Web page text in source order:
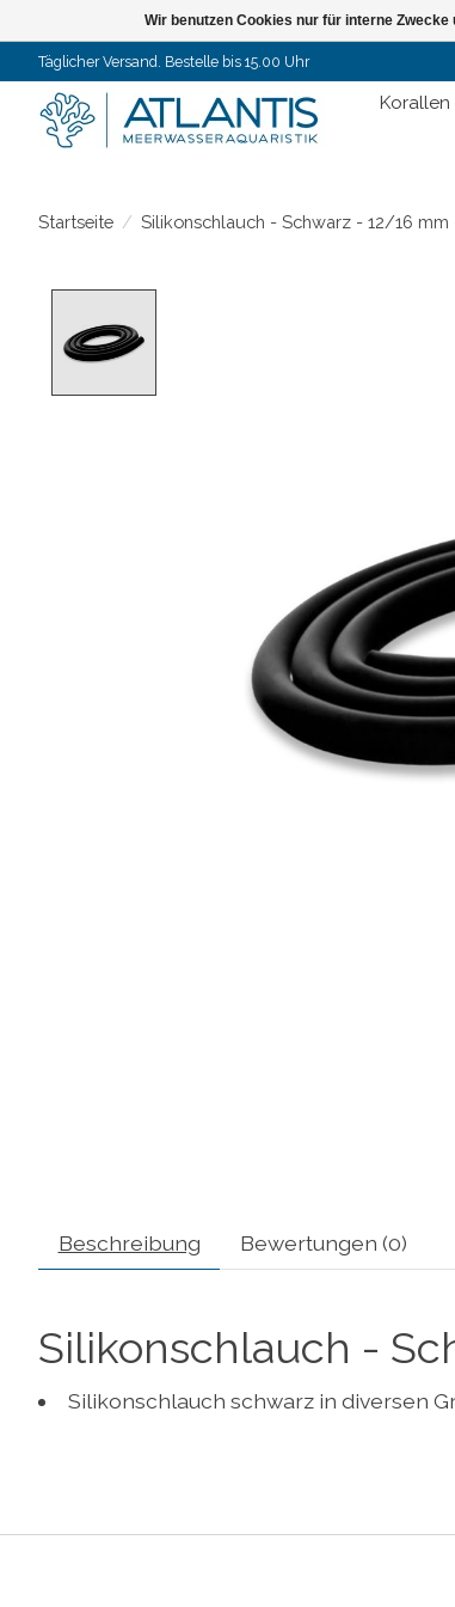
Täglicher Versand. Bestelle bis 15.00 Uhr
Korallen
Startseite / Silikonschlauch - Schwarz - 12/16
Beschreibung Bewertungen (0)
Silikonschlauch -
Silikonschlauch schwarz in diversen
Wir benutzen Cookies nur für interne